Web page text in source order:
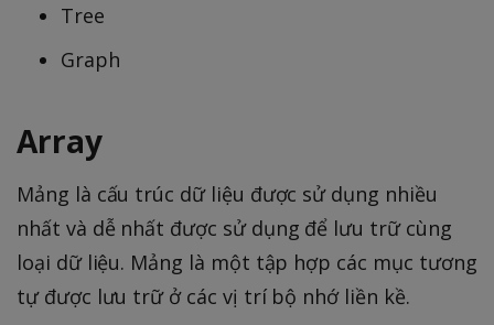
Tree
Graph
Array
Mảng là cấu trúc dữ liệu được sử dụng nhiều
nhất và dễ nhất được sử dụng để lưu trữ cùng
loại dữ liệu. Mảng là một tập hợp các mục tương
tự được lưu trữ ở các vị trí bộ nhớ liền kề.